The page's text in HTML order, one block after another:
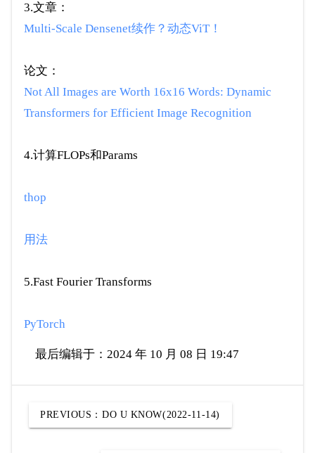
3.文章：
Multi-Scale Densenet续作？动态ViT！
论文：
Not All Images are Worth 16x16 Words: Dynamic
Transformers for Efficient Image Recognition
4.计算FLOPs和Params
thop
用法
5.Fast Fourier Transforms
PyTorch
最后编辑于：2024 年 10 月 08 日 19:47
PREVIOUS： DO U KNOW(2022-11-14)